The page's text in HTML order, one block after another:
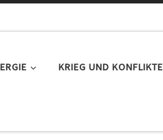
KRIEG UND KONFLIKTE